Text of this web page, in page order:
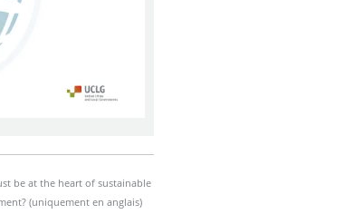
be at the heart of sustainable
(uniquement en anglais)